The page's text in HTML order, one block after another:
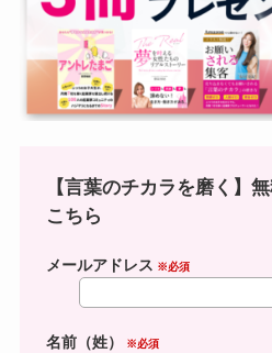
【言葉のチカラを磨く】
こちら
メールアドレス ※必須
名前（姓） ※必須